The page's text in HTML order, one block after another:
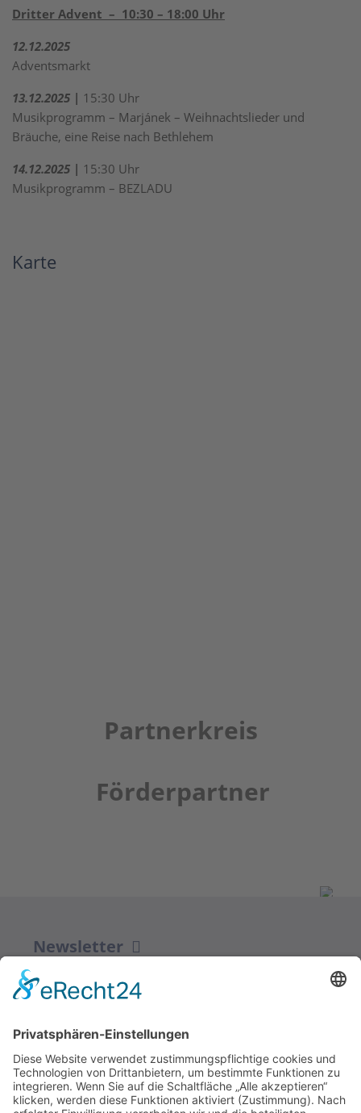
Dritter Advent – 10:30 – 18:00 Uhr
12.12.2025
Adventsmarkt
13.12.2025 | 15:30 Uhr
Musikprogramm – Marjánek – Weihnachtslieder und
Bräuche, eine Reise nach Bethlehem
14.12.2025 | 15:30 Uhr
Musikprogramm – BEZLADU
Karte
Partnerkreis
Förderpartner
Newsletter
ZUR ANMELDUNG
Redaktion bbkult.net
Centrum Bavaria Bohemia (CeBB)
Dr. Veronika Hofinger